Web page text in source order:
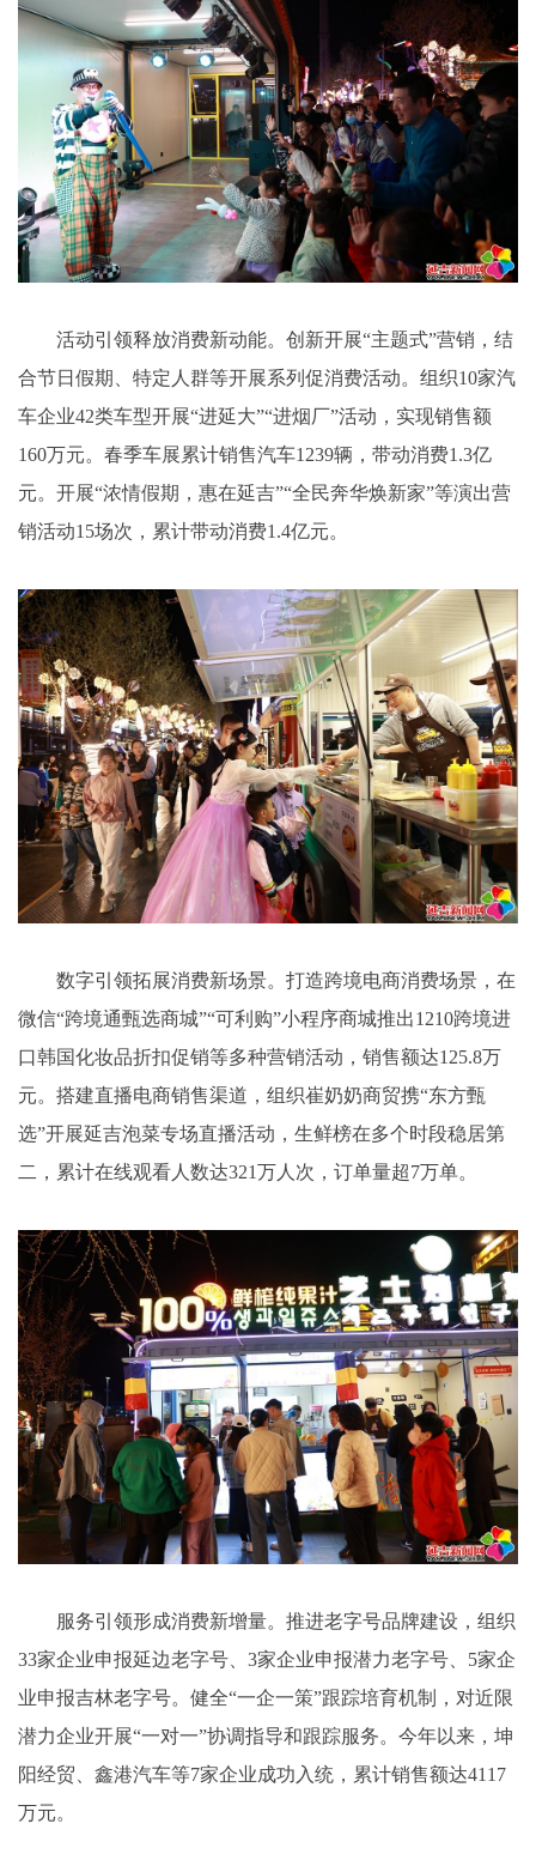
活动引领释放消费新动能。创新开展“主题式”营销，结
合节日假期、特定人群等开展系列促消费活动。组织10家汽
车企业42类车型开展“进延大”“进烟厂”活动，实现销售额
160万元。春季车展累计销售汽车1239辆，带动消费1.3亿
元。开展“浓情假期，惠在延吉”“全民奔华焕新家”等演出营
销活动15场次，累计带动消费1.4亿元。
数字引领拓展消费新场景。打造跨境电商消费场景，在
微信“跨境通甄选商城”“可利购”小程序商城推出1210跨境进
口韩国化妆品折扣促销等多种营销活动，销售额达125.8万
元。搭建直播电商销售渠道，组织崔奶奶商贸携“东方甄
选”开展延吉泡菜专场直播活动，生鲜榜在多个时段稳居第
二，累计在线观看人数达321万人次，订单量超7万单。
服务引领形成消费新增量。推进老字号品牌建设，组织
33家企业申报延边老字号、3家企业申报潜力老字号、5家企
业申报吉林老字号。健全“一企一策”跟踪培育机制，对近限
潜力企业开展“一对一”协调指导和跟踪服务。今年以来，坤
阳经贸、鑫港汽车等7家企业成功入统，累计销售额达4117
万元。